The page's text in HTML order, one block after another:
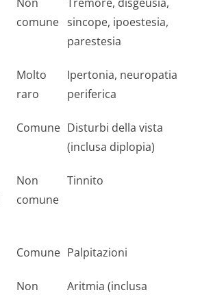
comune sincope, ipoestesia,
parestesia
Molto
raro
Ipertonia, neuropatia
periferica
Comune Disturbi della vista
(inclusa diplopia)
Non
comune
Tinnito
Comune Palpitazioni
Non
Aritmia (inclusa